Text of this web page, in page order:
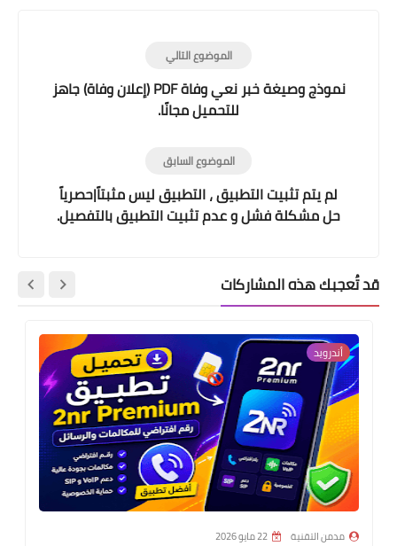
الموضوع التالي
نموذج وصيغة خبر نعي وفاة PDF (إعلان وفاة) جاهز
للتحميل مجانًا.
الموضوع السابق
لم يتم تثبيت التطبيق ، التطبيق ليس مثبتاً|حصرياً
حل مشكلة فشل و عدم تثبيت التطبيق بالتفصيل.
قد تُعجبك هذه المشاركات
أندرويد
مدمن التقنية 22 مايو 2026